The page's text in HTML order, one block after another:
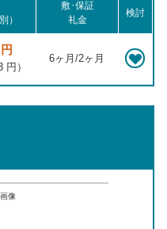
）
敷･保証
礼金
検討
円）
6ヶ月/2ヶ月
像